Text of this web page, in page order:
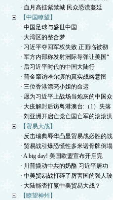
· 血月高挂紫禁城 民众恐谎蔓延
【中国瞭望】
· 中国足球与盛世中国
· 大湾区的整合梦
· 习近平夺回军权失败 正面临被彻
· 军方内部称发射洲际导弹让美国“
· 后习近平时代的中国大陆行
· 普金窜访哈尔滨的真实战略意图
· 三位香港漂亮小姐的命运
· 愿为习近平上战场当炮灰的中国众
· 大疫解封后访粤港澳台:（1）失落
· 刘亚洲开启亡党亡国亡军的滚滚洪
【贸易大战】
· 反击瑞典辱华凸显贸易战必胜的战
· 贸易战引爆恐慌性多米诺骨牌倒塌
· A big day! 美国欧盟宣布开启完
· 川普撬动中共的奶酪 习近平居功
· 中美贸易战打碎了厉害国的强人玻
· 大陆能否打赢中美贸易大战？
【瞭望神州】